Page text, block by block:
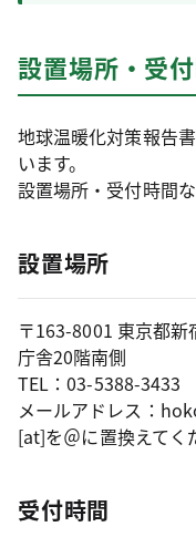
設置場所・受
地球温暖化対策報告
います。
設置場所・受付時間
設置場所
〒163-8001 東京都
庁舎20階南側
TEL：03-5388-3433
メールアドレス：
[at]を＠に置換えてく
受付時間